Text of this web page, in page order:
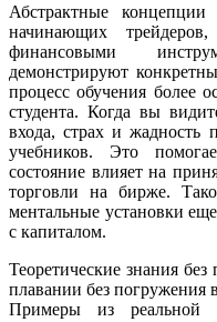
Абстрактные
начинающих
финансовыми
демонстрируют
процесс обучения более
студента. Когда вы
входа, страх и жадность
учебников. Это
состояние влияет на
торговли на бирже.
ментальные установки
с капиталом.
Теоретические знания
плавании без погружения
Примеры из реальной